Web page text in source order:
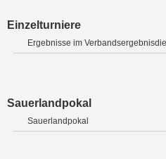
Einzelturniere
Ergebnisse im
Sauerlandpokal
Sauerlandpokal